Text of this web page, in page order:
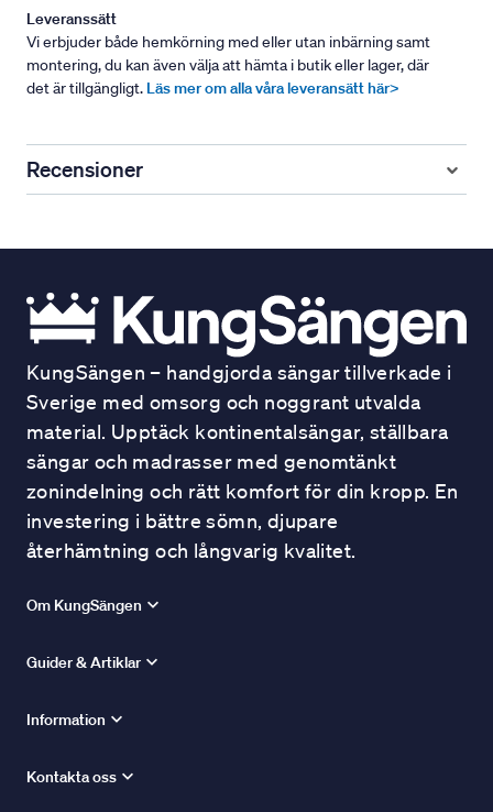
Leveranssätt
Vi erbjuder både hemkörning med eller utan inbärning samt
montering, du kan även välja att hämta i butik eller lager, där
det är tillgängligt. Läs mer om alla våra leveransätt här>
Recensioner
KungSängen – handgjorda sängar tillverkade i
Sverige med omsorg och noggrant utvalda
material. Upptäck kontinentalsängar, ställbara
sängar och madrasser med genomtänkt
zonindelning och rätt komfort för din kropp. En
investering i bättre sömn, djupare
återhämtning och långvarig kvalitet.
Om KungSängen
Guider & Artiklar
Information
Kontakta oss